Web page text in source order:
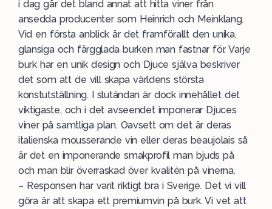
i dag går det bland annat att hitta viner från
ansedda producenter som Heinrich och Meinklang.
Vid en första anblick är det framförallt den unika,
glansiga och färgglada burken man fastnar för. Varje
burk har en unik design och Djuce själva beskriver
det som att de vill skapa världens största
konstutställning. I slutändan är dock innehållet det
viktigaste, och i det avseendet imponerar Djuces
viner på samtliga plan. Oavsett om det är deras
italienska mousserande vin eller deras beaujolais så
är det en imponerande smakprofil man bjuds på
och man blir överraskad över kvalitén på vinerna.
– Responsen har varit riktigt bra i Sverige. Det vi vill
göra är att skapa ett premiumvin på burk. Vi vet att